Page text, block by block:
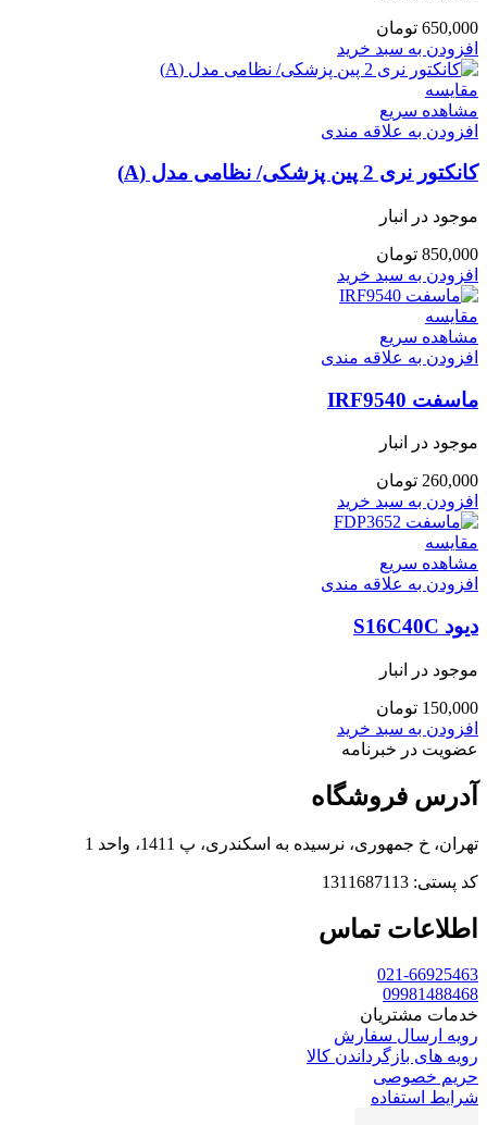
650,000 تومان
افزودن به سبد خرید
مقایسه
مشاهده سریع
افزودن به علاقه مندی
کانکتور نری 2 پین پزشکی/ نظامی مدل (A)
موجود در انبار
850,000 تومان
افزودن به سبد خرید
مقایسه
مشاهده سریع
افزودن به علاقه مندی
ماسفت IRF9540
موجود در انبار
260,000 تومان
افزودن به سبد خرید
مقایسه
مشاهده سریع
افزودن به علاقه مندی
دیود S16C40C
موجود در انبار
150,000 تومان
افزودن به سبد خرید
عضویت در خبرنامه
آدرس فروشگاه
تهران، خ جمهوری، نرسیده به اسکندری، پ 1411، واحد 1
کد پستی: 1311687113
اطلاعات تماس
021-66925463
09981488468
خدمات مشتریان
رویه ارسال سفارش
رویه های بازگرداندن کالا
حریم خصوصی
شرایط استفاده